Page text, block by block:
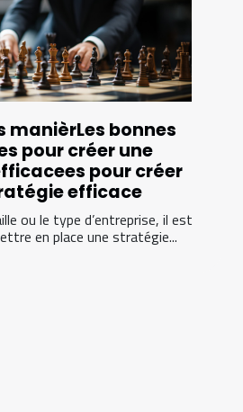
manièrLes bonnes
pour créer une
pour créer
efficace
ou le type d’entreprise, il est
en place une stratégie...